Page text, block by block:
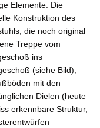
Elemente: Die
Konstruktion des
die noch original
Treppe vom
ins
(siehe Bild),
mit den
Dielen (heute
erkennbare Struktur,